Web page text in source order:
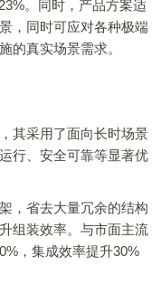
。同时，产品方案适
，同时可应对各种极端
的真实场景需求。
采用了面向长时场景
行、安全可靠等显著优
省去大量冗余的结构
组装效率。与市面主流
，集成效率提升30%